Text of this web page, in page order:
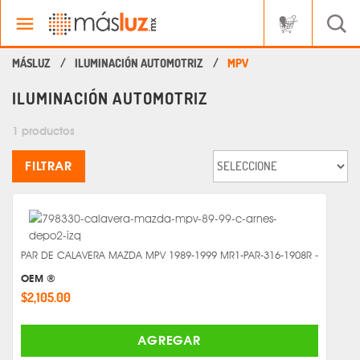
ILUMINACIÓN AUTOMOTRIZ MPV
ILUMINACIÓN AUTOMOTRIZ
1 productos
FILTRAR
PAR DE CALAVERA MAZDA MPV 1989-1999 MR1-PAR-316-1908R -
OEM ®
$2,105.00
AGREGAR